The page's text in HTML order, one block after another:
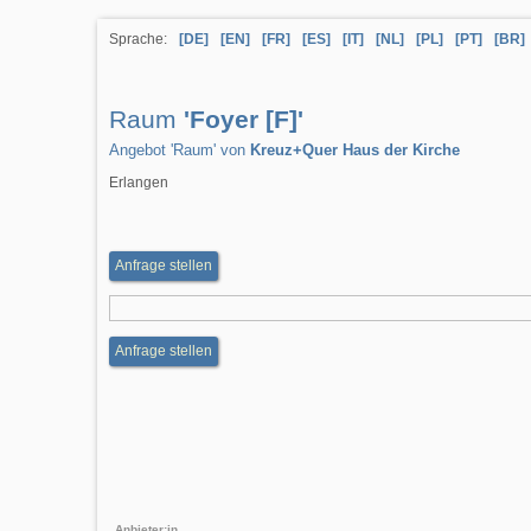
Sprache: [DE] [EN] [FR] [ES] [IT] [NL] [PL] [PT] [BR]
Raum 'Foyer [F]'
Angebot 'Raum' von Kreuz+Quer Haus der Kirche
Erlangen
Anfrage stellen
Anfrage stellen